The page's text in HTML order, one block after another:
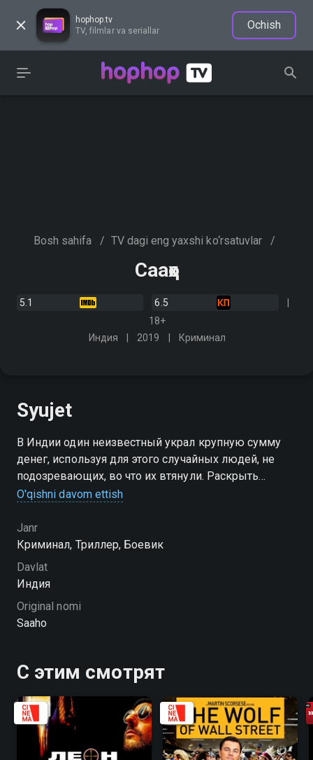
hophop.tv
TV, filmlar va seriallar
Ochish
Bosh sahifa / TV dagi eng yaxshi ko‘rsatuvlar /
Сааҳо
5.1
6.5
18+
Индия
2019 Криминал
Syujet
В Индии один неизвестный украл крупную сумму
денег, используя для этого случайных людей, не
подозревающих, во что их втянули. Раскрыть
преступление поручают Ашоку Чакраварти, офицеру
O'qishni davom ettish
Janr
Криминал, Триллер, Боевик
Davlat
Индия
Original nomi
Saaho
С этим смотрят